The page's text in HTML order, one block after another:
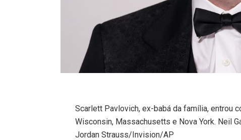
Scarlett Pavlovich, ex-babá da família, entrou
Wisconsin, Massachusetts e Nova York. Neil
Jordan Strauss/Invision/AP